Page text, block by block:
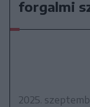
forgalmi
2025.